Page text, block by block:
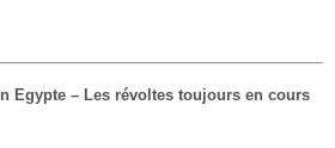
Egypte – Les révoltes toujours en cours